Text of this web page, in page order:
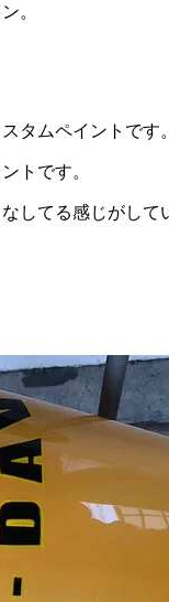
。
タムペイントです
トです。
してる感じがして